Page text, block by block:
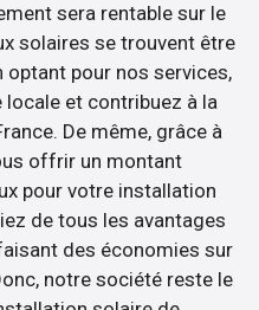
sera rentable sur le
solaires se trouvent être
pour nos services,
locale et contribuez à la
De même, grâce à
offrir un montant
pour votre installation
de tous les avantages
des économies sur
notre société reste le